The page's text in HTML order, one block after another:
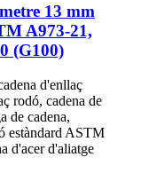
13 mm
A973-21,
(G100)
d'enllaç
rodó, cadena de
de cadena,
estàndard ASTM
d'acer d'aliatge